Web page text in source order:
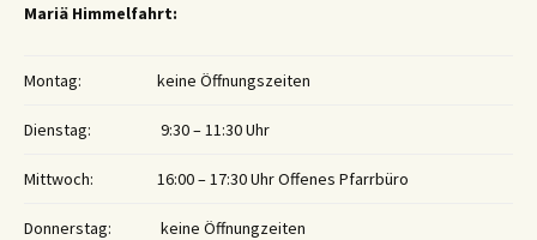
Mariä Himmelfahrt:
Montag: keine Öffnungszeiten
Dienstag: 9:30 – 11:30 Uhr
Mittwoch: 16:00 – 17:30 Uhr Offenes Pfarrbüro
Donnerstag: keine Öffnungzeiten